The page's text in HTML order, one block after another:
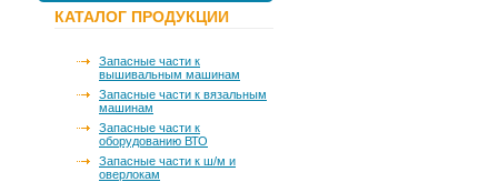
КАТАЛОГ ПРОДУКЦИИ
Запасные части к
вышивальным машинам
Запасные части к вязальным
машинам
Запасные части к
оборудованию ВТО
Запасные части к ш/м и
оверлокам